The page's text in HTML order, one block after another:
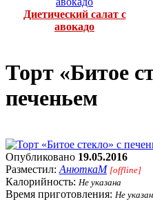
Диетический салат с
авокадо
Торт «Битое
печеньем
Опубликовано 19.05.2016
Разместил: АнюткаM [offline]
Калорийность: Не указана
Время приготовления: Не